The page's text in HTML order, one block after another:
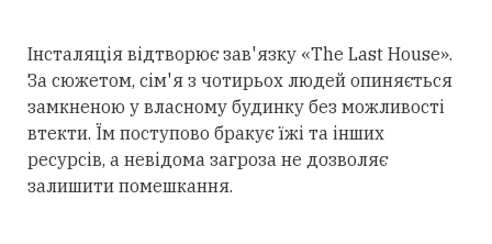
Інсталяція відтворює зав'язку «The Last House».
За сюжетом, сім'я з чотирьох людей опиняється
замкненою у власному будинку без можливості
втекти. Їм поступово бракує їжі та інших
ресурсів, а невідома загроза не дозволяє
залишити помешкання.